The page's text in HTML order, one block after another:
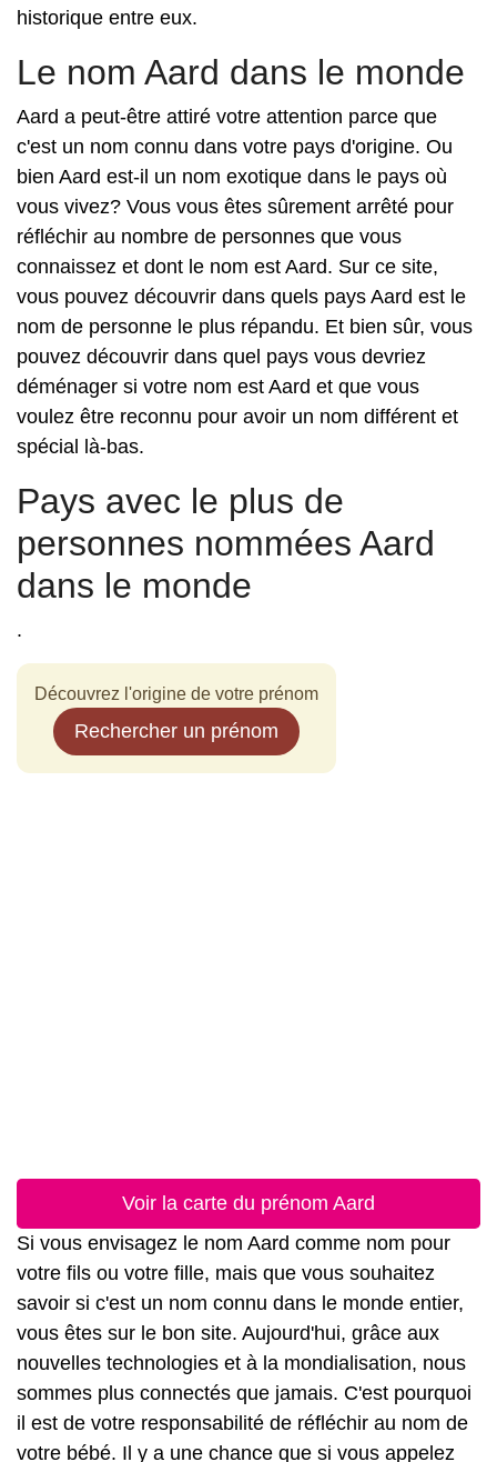
historique entre eux.
Le nom Aard dans le monde
Aard a peut-être attiré votre attention parce que
c'est un nom connu dans votre pays d'origine. Ou
bien Aard est-il un nom exotique dans le pays où
vous vivez? Vous vous êtes sûrement arrêté pour
réfléchir au nombre de personnes que vous
connaissez et dont le nom est Aard. Sur ce site,
vous pouvez découvrir dans quels pays Aard est le
nom de personne le plus répandu. Et bien sûr, vous
pouvez découvrir dans quel pays vous devriez
déménager si votre nom est Aard et que vous
voulez être reconnu pour avoir un nom différent et
spécial là-bas.
Pays avec le plus de
personnes nommées Aard
dans le monde
.
Découvrez l'origine de votre prénom
Rechercher un prénom
Voir la carte du prénom Aard
Si vous envisagez le nom Aard comme nom pour
votre fils ou votre fille, mais que vous souhaitez
savoir si c'est un nom connu dans le monde entier,
vous êtes sur le bon site. Aujourd'hui, grâce aux
nouvelles technologies et à la mondialisation, nous
sommes plus connectés que jamais. C'est pourquoi
il est de votre responsabilité de réfléchir au nom de
votre bébé. Il y a une chance que si vous appelez